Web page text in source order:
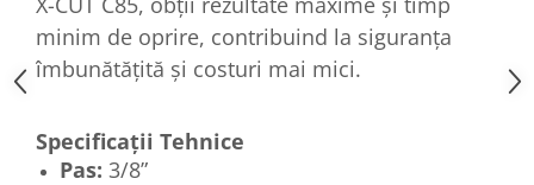
minim de oprire, contribuind la siguranța
îmbunătățită și costuri mai mici.
Specificații Tehnice
Pas: 3/8”